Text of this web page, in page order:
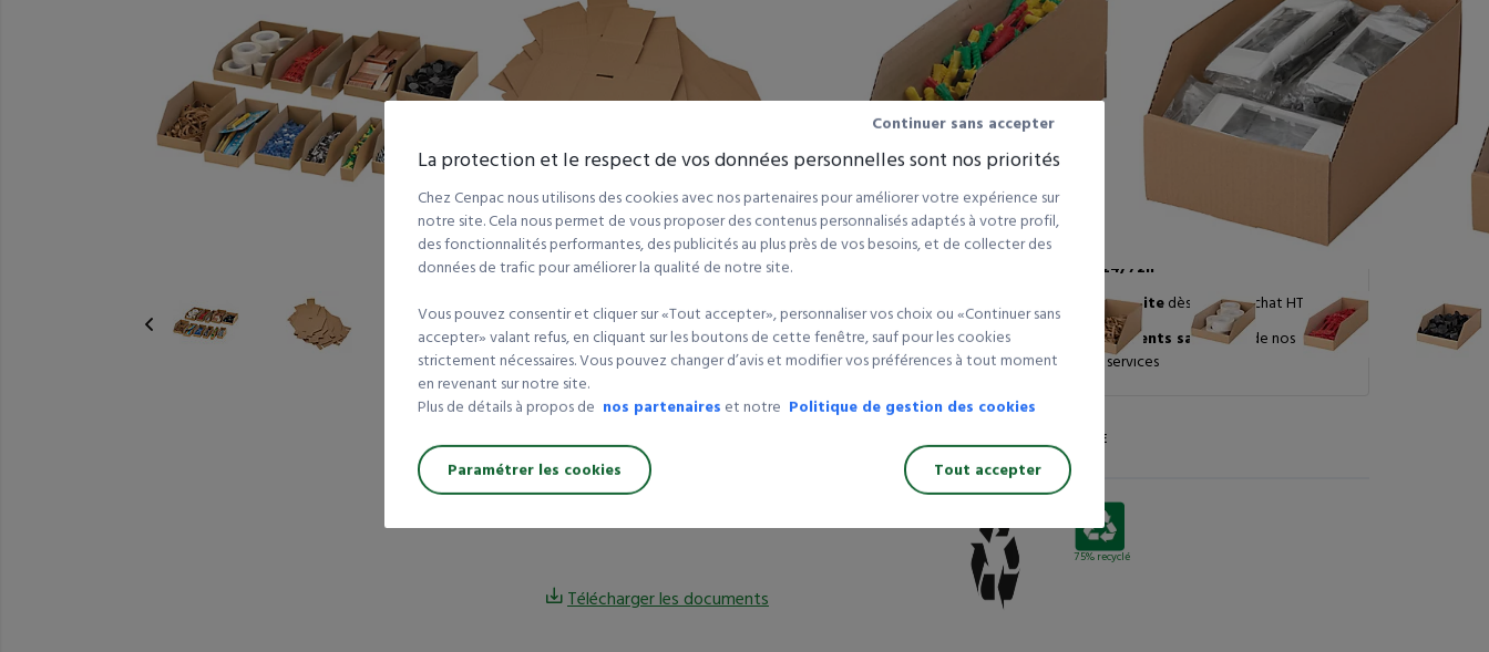
Le rangement économique et pratique de
toutes pièces détachées !
En carton recyclé simple cannelure.
Finition brune
Qualité PC20.
Fabriqué à partir de 75% de produit recyclé.
Visualisation rapide des produits et prise en main
facile.
Stockage peu encombrant, livré à plat et
montage facile.
Volume : de 1,32 à 10,56 L.
Charge maximale supportée : de 0,75 à 6,21 kg.
Ce bac à bec en carton est fabriqué à partir de
75%
de matières recyclées
Pratique avec sa face avant plus basse que les
kg). Il se monte en quelques secondes grâce à ses
Télécharger les documents
À partir de
0,82
le bac
Je commande
Consulter cette référence page
du catalogue
général
Livraison 24/72h
Livraison gratuitedès 250 € d’achat HT
99% de nos clients satisfaits de nos
produits et services
EMBALLEZ
RESPONSABLE
75% recyclé
La protection et le respect de vos données personnelles sont nos priorités
Chez Cenpac nous utilisons des cookies avec nos partenaires pour améliorer votre expérience sur
notre site. Cela nous permet de vous proposer des contenus personnalisés adaptés à votre profil,
des fonctionnalités performantes, des publicités au plus près de vos besoins, et de collecter des
données de trafic pour améliorer la qualité de notre site.
Vous pouvez consentir et cliquer sur «Tout accepter», personnaliser vos choix ou «Continuer sans
accepter» valant refus, en cliquant sur les boutons de cette fenêtre, sauf pour les cookies
strictement nécessaires. Vous pouvez changer d’avis et modifier vos préférences à tout moment
en revenant sur notre site.
Plus de détails à propos de nos partenaires et notre Politique de gestion des cookies
Continuer sans accepter
Paramétrer les cookies Tout accepter